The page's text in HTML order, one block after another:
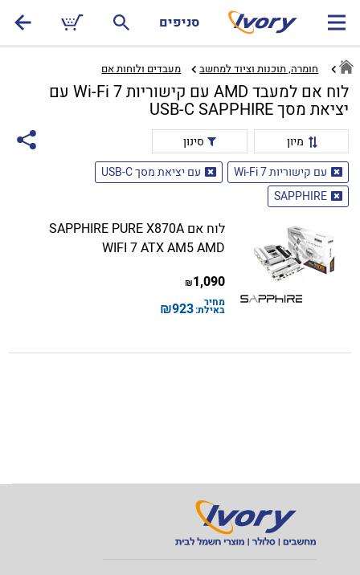
סניפים
חומרה, תוכנות וציוד למחשב מעבדים ולוחות אם‏
לוח אם למעבד AMD עם קישוריות Wi-Fi 7 עם
יציאת מסך USB-C SAPPHIRE
מיון
סינון
עם קישוריות Wi-Fi 7
עם יציאת מסך USB-C
SAPPHIRE
לוח אם SAPPHIRE PURE X870A
WIFI 7 ATX AM5 AMD
1,090
₪
מחיר
באילת:923
₪